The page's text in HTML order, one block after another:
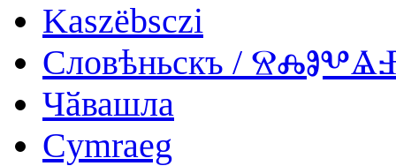
Kaszëbsczi
Словѣньскъ /
Чӑвашла
Cymraeg